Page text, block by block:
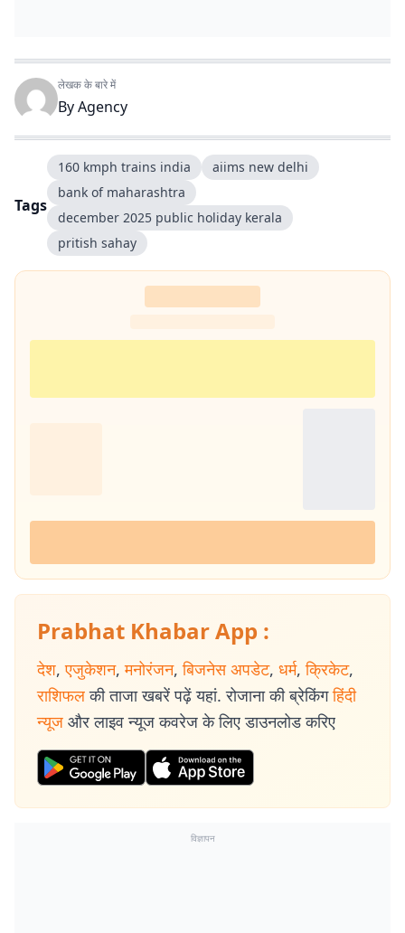
लेखक के बारे में
ByAgency
Tags
160 kmph trains india
aiims new delhi
bank of maharashtra
december 2025 public holiday kerala
pritish sahay
Prabhat Khabar App :
देश, एजुकेशन, मनोरंजन, बिजनेस अपडेट, धर्म, क्रिकेट,
राशिफल की ताजा खबरें पढ़ें यहां. रोजाना की ब्रेकिंग हिंदी
न्यूज और लाइव न्यूज कवरेज के लिए डाउनलोड करिए
विज्ञापन